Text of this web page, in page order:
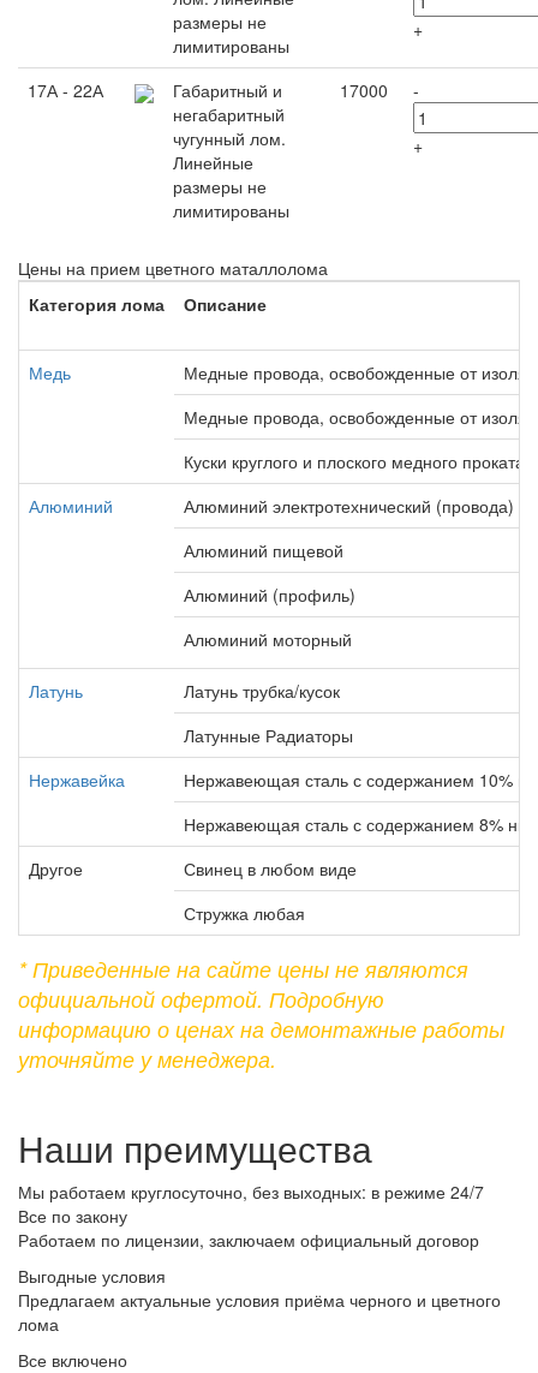
размеры не
лимитированы
+
17А - 22А
Габаритный и
негабаритный
чугунный лом.
Линейные
размеры не
лимитированы
17000 -
+
Цены на прием цветного маталлолома
Категория лома
Описание
Медь
Медные провода, освобожденные от
Медные провода, освобожденные от
Куски круглого и плоского медного проката
Алюминий
Алюминий электротехнический (провода)
Алюминий пищевой
Алюминий (профиль)
Алюминий моторный
Латунь
Латунь трубка/кусок
Латунные Радиаторы
Нержавейка
Нержавеющая сталь с содержанием 10%
Нержавеющая сталь с содержанием 8%
Другое
Свинец в любом виде
Стружка любая
* Приведенные на сайте цены не являются
официальной офертой. Подробную
информацию о ценах на демонтажные работы
уточняйте у менеджера.
Наши преимущества
Мы работаем круглосуточно, без выходных: в режиме 24/7
Все по закону
Работаем по лицензии, заключаем официальный договор
Выгодные условия
Предлагаем актуальные условия приёма черного и цветного
лома
Все включено